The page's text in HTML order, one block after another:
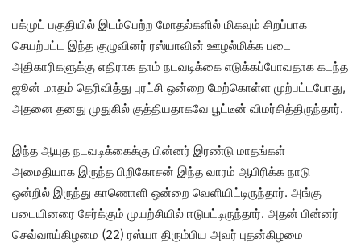
பக்முட் பகுதியில் இடம்பெற்ற மோதல்களில் மிகவும் சிறப்பாக
செயற்பட்ட இந்த குழுவினர் ரஸ்யாவின் ஊழல்மிக்க படை
அதிகாரிகளுக்கு எதிராக தாம் நடவடிக்கை எடுக்கப்போவதாக கடந்த
ஜூன் மாதம் தெரிவித்து புரட்சி ஒன்றை மேற்கொள்ள முற்பட்டபோது,
அதனை தனது முதுகில் குத்தியதாகவே பூட்டீன் விமர்சித்திருந்தார்.
இந்த ஆயுத நடவடிக்கைக்கு பின்னர் இரண்டு மாதங்கள்
அமைதியாக இருந்த பிறிகோசன் இந்த வாரம் ஆபிரிக்க நாடு
ஒன்றில் இருந்து காணொளி ஒன்றை வெளியிட்டிருந்தார். அங்கு
படையினரை சேர்க்கும் முயற்சியில் ஈடுபட்டிருந்தார். அதன் பின்னர்
செவ்வாய்கிழமை (22) ரஸ்யா திரும்பிய அவர் புதன்கிழமை